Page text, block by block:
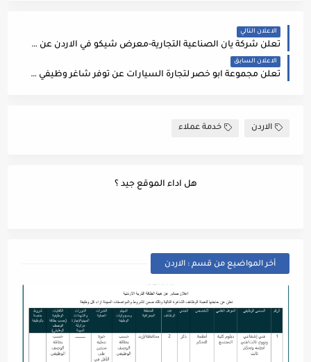
الاعلان التالي
تعلن شركة يان الصناعية التجارية-معرض شيكو في الاردن عن حاجتها الى موظف مبيعات معارض
الاعلان السابق
تعلن مجموعة ابو خصر لتجارة السيارات عن توفر شاغر وظيفي لديها
الاردن خدمة عملاء
هل اداء الموقع جيد ؟
أخر المواضيع من قسم : الاردن